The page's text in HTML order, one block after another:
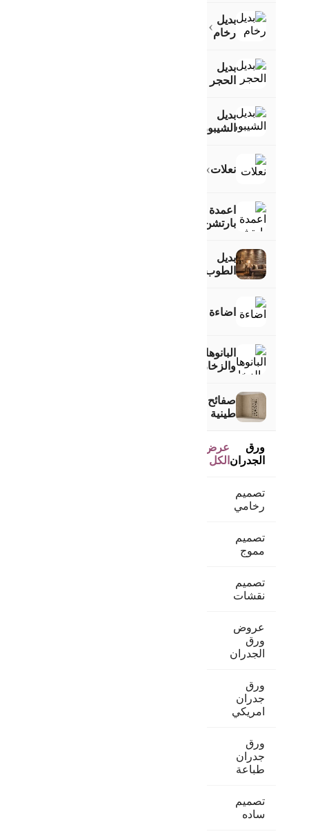
بديل
رخام›
بديل
الحجر
بديل
الشيبورد
نعلات›
اعمدة
بارتشن
بديل
الطوب
اضاءة
البانوهات
والزخارف
صفائح
طينية
ورق
الجدران
عرض
الكل
تصميم
رخامي
تصميم
مموج
تصميم
نقشات
عروض
ورق
الجدران
ورق
جدران
امريكي
ورق
جدران
طباعة
تصميم
ساده